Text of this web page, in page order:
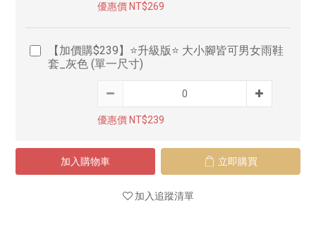
優惠價 NT$269
【加價購$239】⭐升級版⭐ 大小腳皆可男女雨鞋
套_灰色 (單一尺寸)
優惠價 NT$239
加入購物車 立即購買
加入追蹤清單